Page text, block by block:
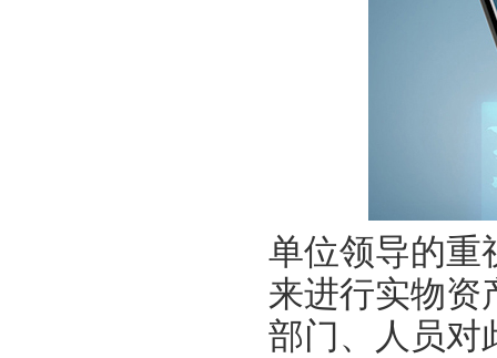
单位领导的重
来进行实物资
部门、人员对